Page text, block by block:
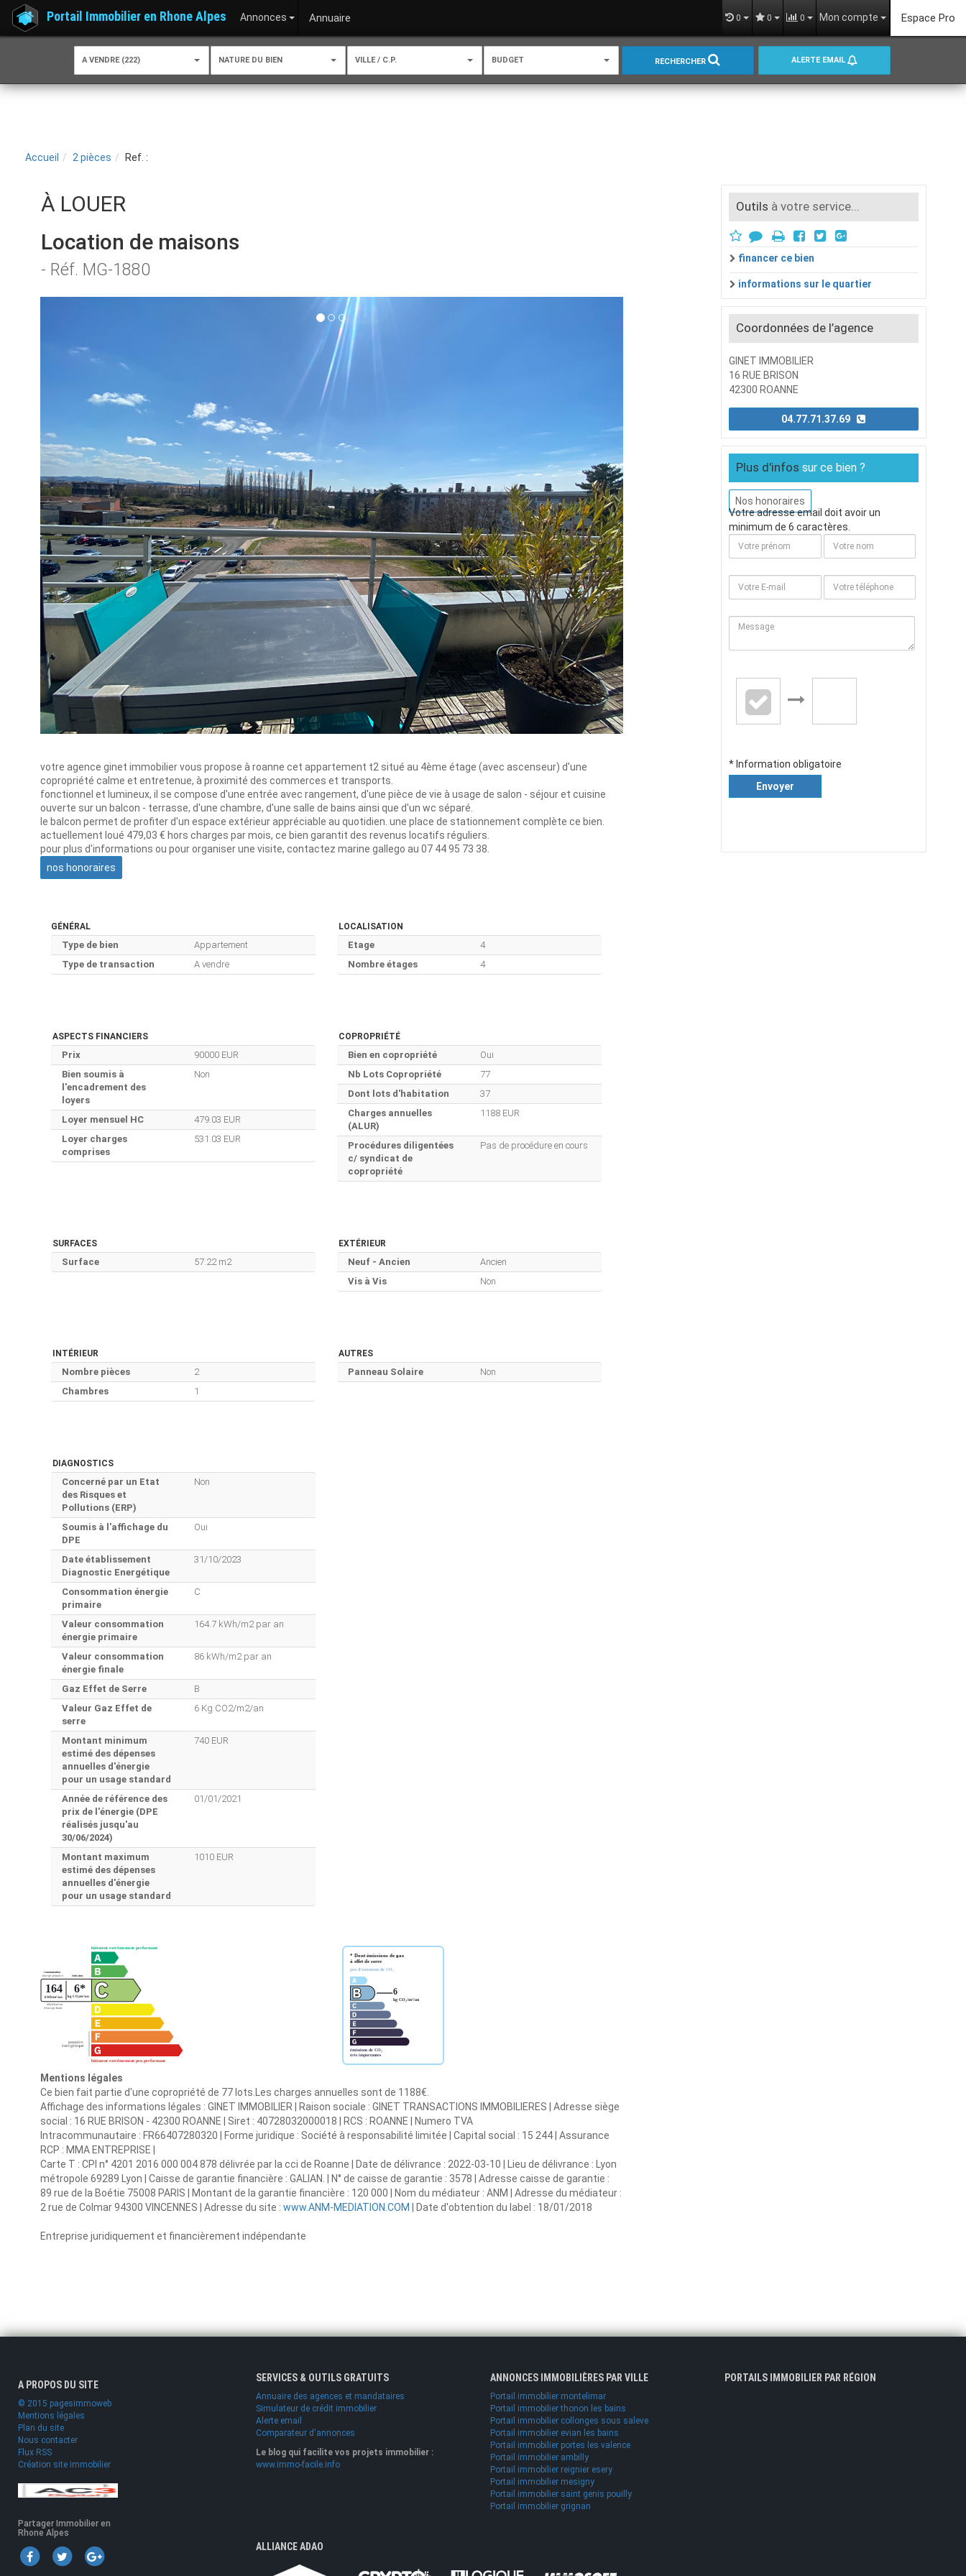
Portail Immobilier en Rhone Alpes Annonces Annuaire 0 0 0 Mon compte Espace Pro
A VENDRE (222) NATURE DU BIEN VILLE / C.P. BUDGET RECHERCHER ALERTE EMAIL
Accueil 2 pièces Ref. :
À LOUER
Location de maisons
- Réf. MG-1880
votre agence ginet immobilier vous propose à roanne cet appartement t2 situé au 4ème étage (avec ascenseur) d'une
copropriété calme et entretenue, à proximité des commerces et transports.
fonctionnel et lumineux, il se compose d'une entrée avec rangement, d'une pièce de vie à usage de salon - séjour et cuisine
ouverte sur un balcon - terrasse, d'une chambre, d'une salle de bains ainsi que d'un wc séparé.
le balcon permet de profiter d'un espace extérieur appréciable au quotidien. une place de stationnement complète ce bien.
actuellement loué 479,03 € hors charges par mois, ce bien garantit des revenus locatifs réguliers.
pour plus d'informations ou pour organiser une visite, contactez marine gallego au 07 44 95 73 38.
nos honoraires
GÉNÉRAL
Type de bien
Appartement
Type de transaction
A vendre
LOCALISATION
Etage
4
Nombre étages
4
ASPECTS FINANCIERS
Prix
90000 EUR
Bien soumis à
l'encadrement des
loyers
Non
Loyer mensuel HC
479.03 EUR
Loyer charges
comprises
531.03 EUR
COPROPRIÉTÉ
Bien en copropriété
Oui
Nb Lots Copropriété
77
Dont lots d'habitation
37
Charges annuelles
(ALUR)
1188 EUR
Procédures diligentées
c/ syndicat de
copropriété
Pas de procédure en cours
SURFACES
Surface 57.22 m2
EXTÉRIEUR
Neuf - Ancien
Ancien
Vis à Vis
Non
INTÉRIEUR
Nombre pièces
2
Chambres
1
AUTRES
Panneau Solaire Non
DIAGNOSTICS
Concerné par un Etat
des Risques et
Pollutions (ERP)
Non
Soumis à l'affichage du
DPE
Oui
Date établissement
Diagnostic Energétique
31/10/2023
Consommation énergie
primaire
C
Valeur consommation
énergie primaire
164.7 kWh/m2 par an
Valeur consommation
énergie finale
86 kWh/m2 par an
Gaz Effet de Serre
B
Valeur Gaz Effet de
serre
6 Kg CO2/m2/an
Montant minimum
estimé des dépenses
annuelles d'énergie
pour un usage standard
740 EUR
Année de référence des
prix de l'énergie (DPE
réalisés jusqu'au
30/06/2024)
01/01/2021
Montant maximum
estimé des dépenses
annuelles d'énergie
pour un usage standard
1010 EUR
Mentions légales
Ce bien fait partie d'une copropriété de 77 lots.Les charges annuelles sont de 1188€.
Affichage des informations légales : GINET IMMOBILIER | Raison sociale : GINET TRANSACTIONS IMMOBILIERES | Adresse siège
social : 16 RUE BRISON - 42300 ROANNE | Siret : 40728032000018 | RCS : ROANNE | Numero TVA
Intracommunautaire : FR66407280320 | Forme juridique : Société à responsabilité limitée | Capital social : 15 244 | Assurance
RCP : MMA ENTREPRISE |
Carte T : CPI n° 4201 2016 000 004 878 délivrée par la cci de Roanne | Date de délivrance : 2022-03-10 | Lieu de délivrance : Lyon
métropole 69289 Lyon | Caisse de garantie financière : GALIAN. | N° de caisse de garantie : 3578 | Adresse caisse de garantie :
89 rue de la Boétie 75008 PARIS | Montant de la garantie financière : 120 000 | Nom du médiateur : ANM | Adresse du médiateur :
2 rue de Colmar 94300 VINCENNES | Adresse du site : www.ANM-MEDIATION.COM | Date d'obtention du label : 18/01/2018
Entreprise juridiquement et financièrement indépendante
Outils à votre service...
financer ce bien
informations sur le quartier
Coordonnées de l’agence
GINET IMMOBILIER
16 RUE BRISON
42300 ROANNE
04.77.71.37.69
Plus d'infos sur ce bien ?
Nos honoraires
Votre adresse email doit avoir un
minimum de 6 caractères.
* Information obligatoire
Envoyer
A PROPOS DU SITE
© 2015 pagesimmoweb
Mentions légales
Plan du site
Nous contacter
Flux RSS
Création site immobilier
Partager Immobilier en
Rhone Alpes
SERVICES & OUTILS GRATUITS
Annuaire des agences et mandataires
Simulateur de crédit immobilier
Alerte email
Comparateur d'annonces
Le blog qui facilite vos projets immobilier :
www.immo-facile.info
ANNONCES IMMOBILIÈRES PAR VILLE
Portail immobilier montelimar
Portail immobilier thonon les bains
Portail immobilier collonges sous saleve
Portail immobilier evian les bains
Portail immobilier portes les valence
Portail immobilier ambilly
Portail immobilier reignier esery
Portail immobilier mesigny
Portail immobilier saint genis pouilly
Portail immobilier grignan
ALLIANCE ADAO
PORTAILS IMMOBILIER PAR RÉGION